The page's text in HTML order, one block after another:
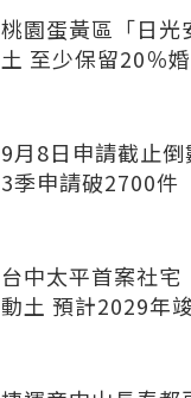
桃園蛋黃區「日光
土 至少保留20％
9月8日申請截止
3季申請破2700件
台中太平首案社宅
動土 預計2029年